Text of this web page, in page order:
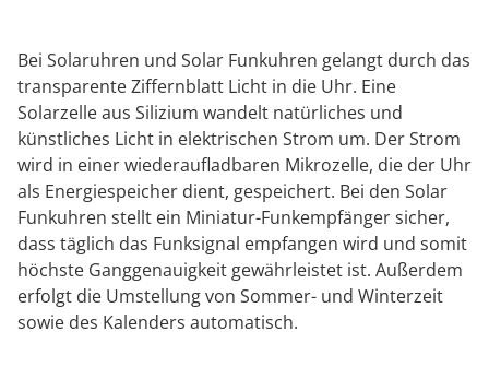
Bei Solaruhren und Solar Funkuhren gelangt durch das
transparente Ziffernblatt Licht in die Uhr. Eine
Solarzelle aus Silizium wandelt natürliches und
künstliches Licht in elektrischen Strom um. Der Strom
wird in einer wiederaufladbaren Mikrozelle, die der Uhr
als Energiespeicher dient, gespeichert. Bei den Solar
Funkuhren stellt ein Miniatur-Funkempfänger sicher,
dass täglich das Funksignal empfangen wird und somit
höchste Ganggenauigkeit gewährleistet ist. Außerdem
erfolgt die Umstellung von Sommer- und Winterzeit
sowie des Kalenders automatisch.